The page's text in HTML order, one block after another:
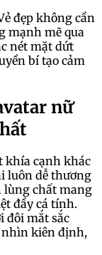
đẹp không cần
mạnh mẽ qua
nét mặt dứt
bí tạo cảm
nữ
khía cạnh khác
luôn dễ thương
lùng chất mang
đầy cá tính.
đôi mắt sắc
nhìn kiên định,